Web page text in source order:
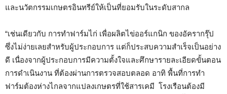
และนวัตกรรมเกษตรอินทรีย์ให้เป็นที่ยอมรับในระดับสากล
“เช่นเดียวกับ การทำฟาร์มไก่ เพื่อผลิตไข่ออร์แกนิก ของอัครากรุ๊ป
ซึ่งไม่ง่ายเลยสำหรับผู้ประกอบการ แต่ก็ประสบความสำเร็จเป็นอย่าง
ดี เนื่องจากผู้ประกอบการมีความตั้งใจและศึกษารายละเอียดขั้นตอน
การดำเนินงาน ที่ต้องผ่านการตรวจสอบตลอด อาทิ พื้นที่การทำ
ฟาร์มต้องห่างไกลจากแปลงเกษตรที่ใช้สารเคมี โรงเรือนต้องมี